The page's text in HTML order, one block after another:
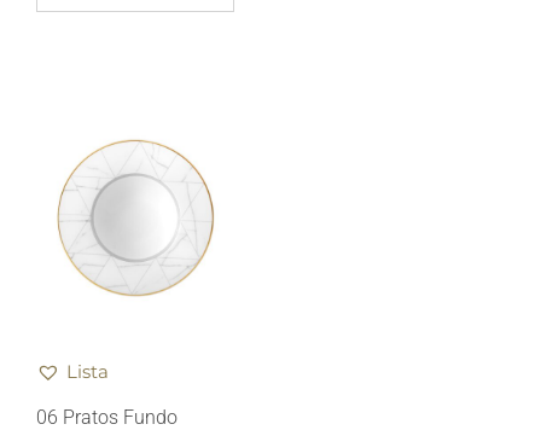
Lista
06 Pratos Fundo